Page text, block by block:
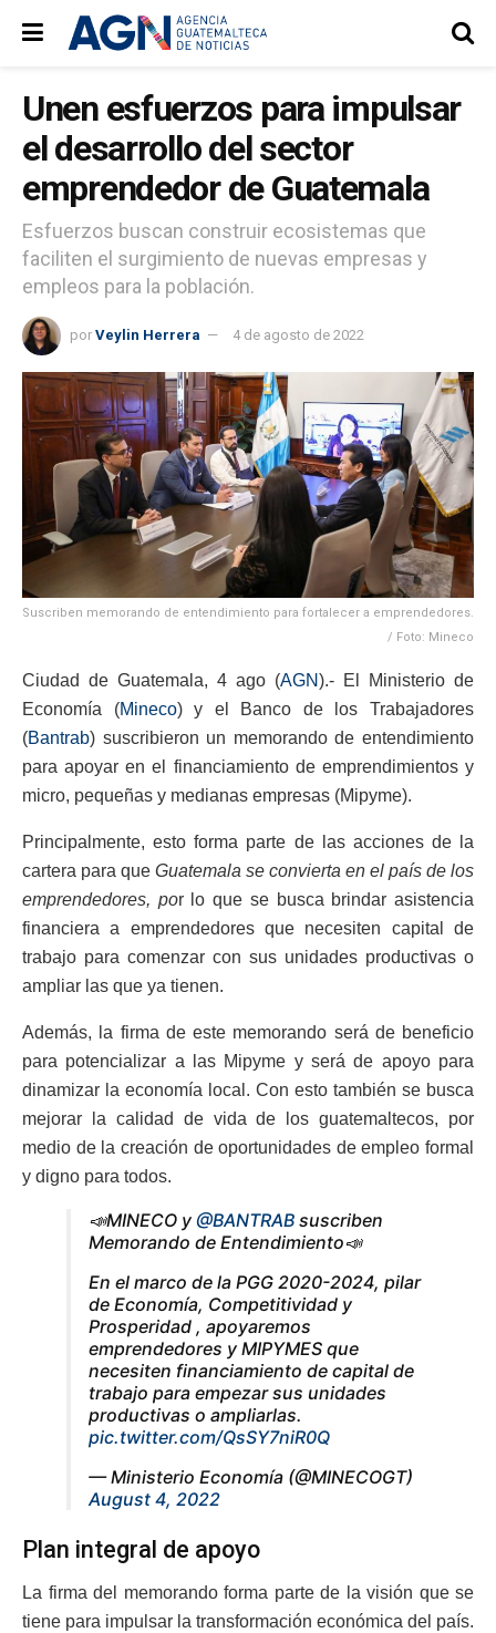
Unen esfuerzos para impulsar
el desarrollo del sector
emprendedor de Guatemala
Esfuerzos buscan construir ecosistemas que
faciliten el surgimiento de nuevas empresas y
empleos para la población.
por Veylin Herrera 4 de agosto de 2022
Suscriben memorando de entendimiento para fortalecer a emprendedores.
/ Foto: Mineco
Ciudad de Guatemala, 4 ago (AGN).- El Ministerio de
Economía (Mineco) y el Banco de los Trabajadores
(Bantrab) suscribieron un memorando de entendimiento
para apoyar en el financiamiento de emprendimientos y
micro, pequeñas y medianas empresas (Mipyme).
Principalmente, esto forma parte de las acciones de la
cartera para que Guatemala se convierta en el país de los
emprendedores, por lo que se busca brindar asistencia
financiera a emprendedores que necesiten capital de
trabajo para comenzar con sus unidades productivas o
ampliar las que ya tienen.
Además, la firma de este memorando será de beneficio
para potencializar a las Mipyme y será de apoyo para
dinamizar la economía local. Con esto también se busca
mejorar la calidad de vida de los guatemaltecos, por
medio de la creación de oportunidades de empleo formal
y digno para todos.
📣MINECO y @BANTRAB suscriben
Memorando de Entendimiento📣
En el marco de la PGG 2020-2024, pilar
de Economía, Competitividad y
Prosperidad , apoyaremos
emprendedores y MIPYMES que
necesiten financiamiento de capital de
trabajo para empezar sus unidades
productivas o ampliarlas.
pic.twitter.com/QsSY7niR0Q
— Ministerio Economía (@MINECOGT)
August 4, 2022
Plan integral de apoyo
La firma del memorando forma parte de la visión que se
tiene para impulsar la transformación económica del país.